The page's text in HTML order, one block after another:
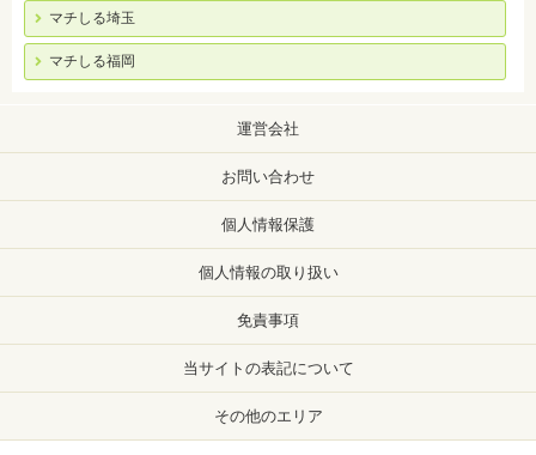
マチしる埼玉
マチしる福岡
運営会社
お問い合わせ
個人情報保護
個人情報の取り扱い
免責事項
当サイトの表記について
その他のエリア